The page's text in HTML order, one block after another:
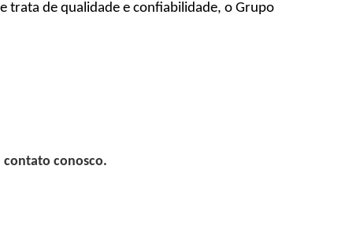
trata de qualidade e confiabilidade, o Grupo
conosco.